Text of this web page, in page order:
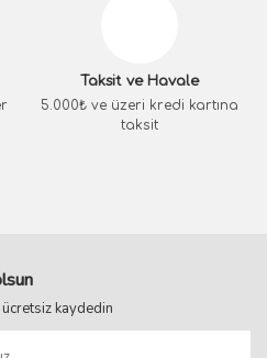
Taksit ve Havale
5.000₺ ve üzeri kredi kartına
taksit
kaydedin